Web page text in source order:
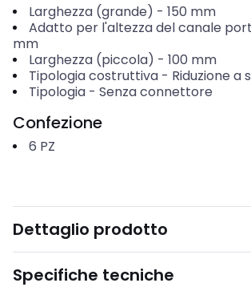
Larghezza (grande) - 150 mm
Adatto per l'altezza del canale
mm
Larghezza (piccola) - 100 mm
Tipologia costruttiva- Riduzione a
Tipologia- Senza connettore
Confezione
6 PZ
Dettaglio prodotto
Specifiche tecniche